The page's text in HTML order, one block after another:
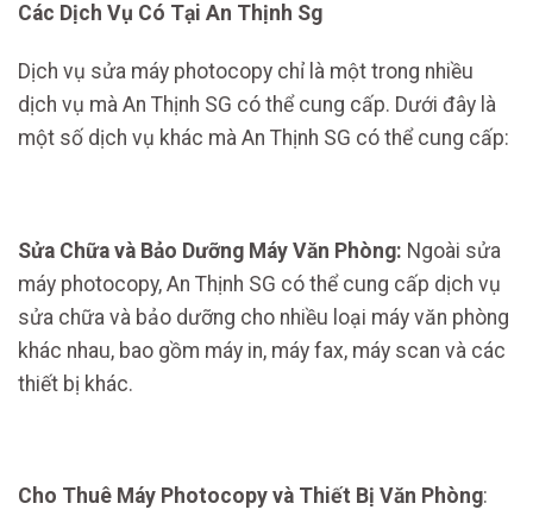
Các Dịch Vụ Có Tại An Thịnh Sg
Dịch vụ sửa máy photocopy chỉ là một trong nhiều
dịch vụ mà An Thịnh SG có thể cung cấp. Dưới đây là
một số dịch vụ khác mà An Thịnh SG có thể cung cấp:
Sửa Chữa và Bảo Dưỡng Máy Văn Phòng: Ngoài sửa
máy photocopy, An Thịnh SG có thể cung cấp dịch vụ
sửa chữa và bảo dưỡng cho nhiều loại máy văn phòng
khác nhau, bao gồm máy in, máy fax, máy scan và các
thiết bị khác.
Cho Thuê Máy Photocopy và Thiết Bị Văn Phòng: